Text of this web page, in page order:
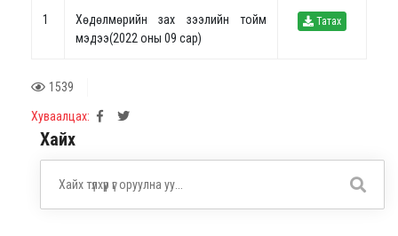
1
Хөдөлмөрийн зах зээлийн тойм
мэдээ(2022 оны 09 сар)
Татах
1539
Хуваалцах:
Хайх